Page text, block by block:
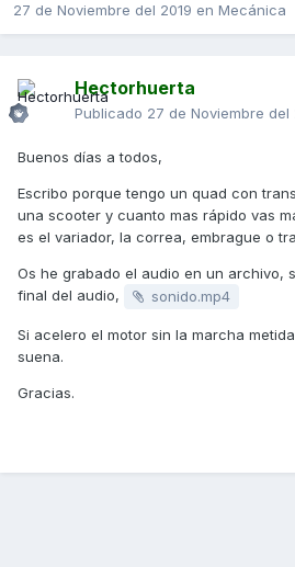
27 de Noviembre del 2019 en Mecánica
Hectorhuerta
Publicado 27 de Noviembre del
Buenos días a todos,
Escribo porque tengo un quad con
una scooter y cuanto mas rápido vas
es el variador, la correa, embrague o
Os he grabado el audio en un archivo,
final del audio,
sonido.mp4
Si acelero el motor sin la marcha
suena.
Gracias.